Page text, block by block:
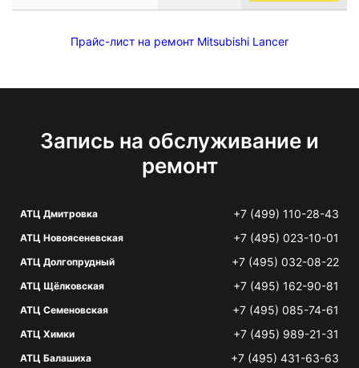
Прайс-лист на ремонт Mitsubishi Lancer
Запись на обслуживание и
ремонт
АТЦ Дмитровка +7 (499) 110-28-43
АТЦ Новоясеневская +7 (495) 023-10-01
АТЦ Долгопрудный +7 (495) 032-08-22
АТЦ Щёлковская +7 (495) 162-90-81
АТЦ Семеновская +7 (495) 085-74-61
АТЦ Химки +7 (495) 989-21-31
АТЦ Балашиха +7 (495) 431-63-63